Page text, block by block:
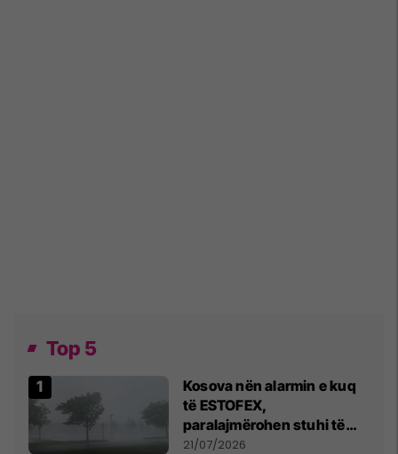
Top 5
Kosova nën alarmin e kuq
të ESTOFEX,
paralajmërohen stuhi të
fuqishme me breshër dhe
21/07/2026